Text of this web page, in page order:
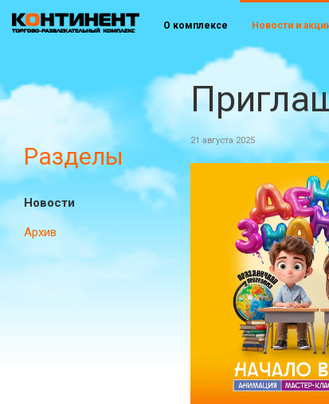
Разделы
Новости
Архив
О комплексе Новости и
21 августа 2025